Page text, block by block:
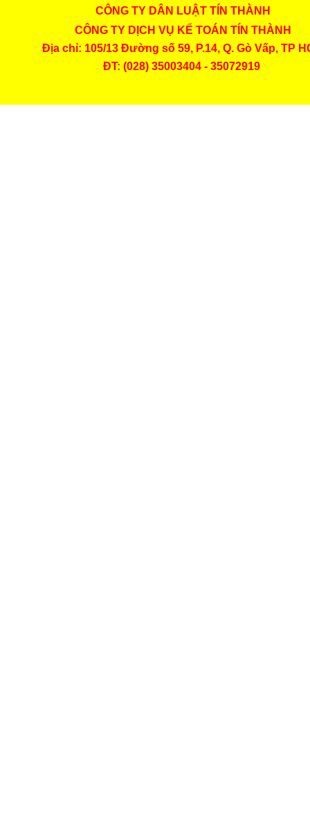
* Cách chọn màu phù hợp theo phong thuỷ
...xem chi tiết
* Mức phạt khi chậm nộp báo cáo thuế
* Lập di chúc bằng miệng có cần đi công chứng
CÔNG TY DÂN LUẬT TÍN THÀNH
CÔNG TY DỊCH VỤ KẾ TOÁN TÍN THÀNH
Địa chỉ: 105/13 Đường số 59, P.14, Q. Gò Vấp, TP
ĐT: (028) 35003404 - 35072919